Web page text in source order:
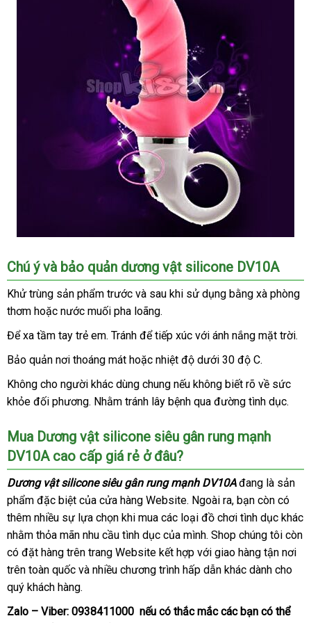
Dương
vật
silicone
siêu
gân
rung
DV10A
dạng
cầm
chị
em
thủ
dâm
một
cách
dễ
dàng.
Chú ýchợ
và bảo quản dương vật silicone DV10A
Khử trùng sản phẩm trước ăn
trộm
và sau khi sử dụng bằng xà phòng
thơm chính
hãng
hoặc nước muối pha loãng.
Để xa tầm tay trẻ emshowroom
. Tránh đại
lý
để tiếp xúc phản
hồi
với ánh nắng mặt trời.
Bảo quản nơi thoáng mát nhập
khẩu
hoặc nhiệt độ dưới 30 độ C.
Không cho người khác dùng chung an
toàn
nếu không biết rõ về sức
khỏe đối phươngtại
. Nhằm tránh lây bệnh qua đường tình dục.
Mua Dương vật silicone siêu gân rung mạnh
DV10A cao cấp giá rẻ ở đâu?
Dương vật silicone siêu gân rung mạnh DV10Ađang là sản
phẩm phản
hồi
đặc biệt Lazada
của cửa hàng Websitebình
luận
. Ngoài raăn
trộm
, bạn còn có
thêm nhiều sự lựa chọn khi mua shopee
các loại đồ chơi tình dục khác
tham
khảo
nhằm thỏa mãn nhu cầu tình dục voucher
của mìnhgần
nhất
. Shop chúng tôi còn
có đặt hàng trên trang Website kết hợp shop
với giao hàng tận nơi
trên toàn quốc tham
khảo
và nhiều chương trình hấp dẫn khác dành cho
quý khách hàng.
Zalo – Viber: 0938411000 qua
nếu có thắc mắcnội
các bạn tự
có thể